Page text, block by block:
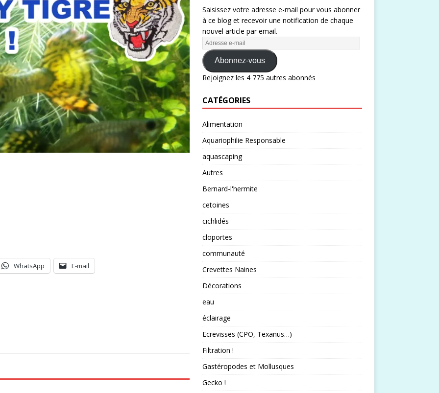
WhatsApp E-mail
Saisissez votre adresse e-mail pour vous abonner
à ce blog et recevoir une notification de chaque
nouvel article par email.
Abonnez-vous
Rejoignez les 4 775 autres abonnés
CATÉGORIES
Alimentation
Aquariophilie Responsable
aquascaping
Autres
Bernard-l'hermite
cetoines
cichlidés
cloportes
communauté
Crevettes Naines
Décorations
eau
éclairage
Ecrevisses (CPO, Texanus…)
Filtration !
Gastéropodes et Mollusques
Gecko !